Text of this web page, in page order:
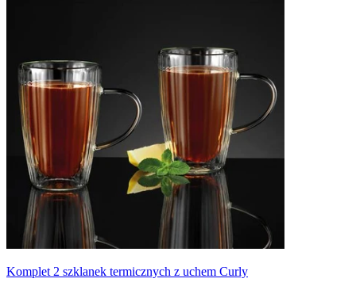
Komplet 2 szklanek termicznych z uchem Curly